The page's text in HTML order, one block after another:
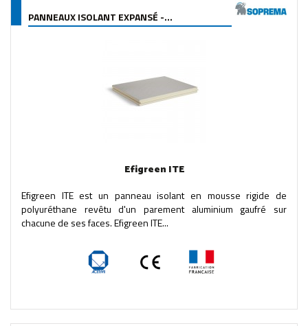
PANNEAUX ISOLANT EXPANSÉ -...
Efigreen ITE
Efigreen ITE est un panneau isolant en mousse rigide de
polyuréthane revêtu d'un parement aluminium gaufré sur
chacune de ses faces. Efigreen ITE...